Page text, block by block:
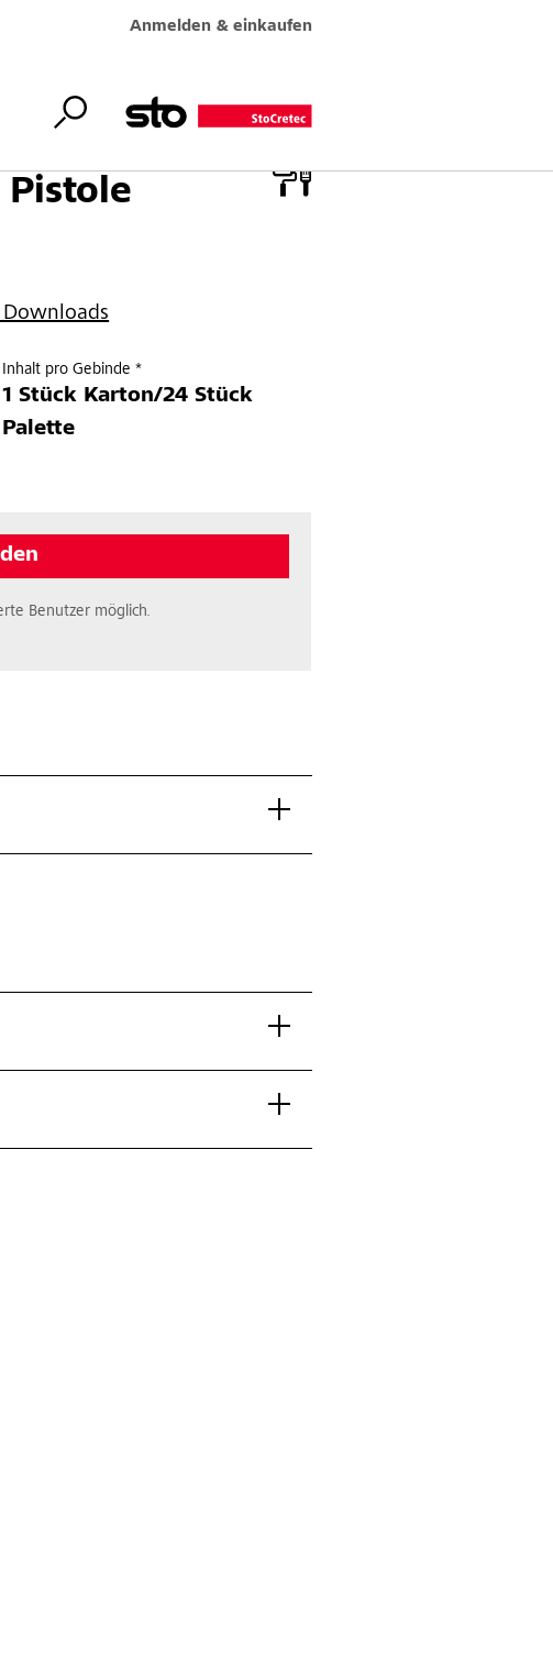
Anmelden & einkaufen
Pistole
Downloads
Inhalt pro Gebinde *
1 Stück Karton/24 Stück
Palette
Benutzer möglich.